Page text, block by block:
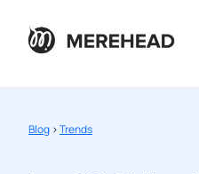
Blog >Trends